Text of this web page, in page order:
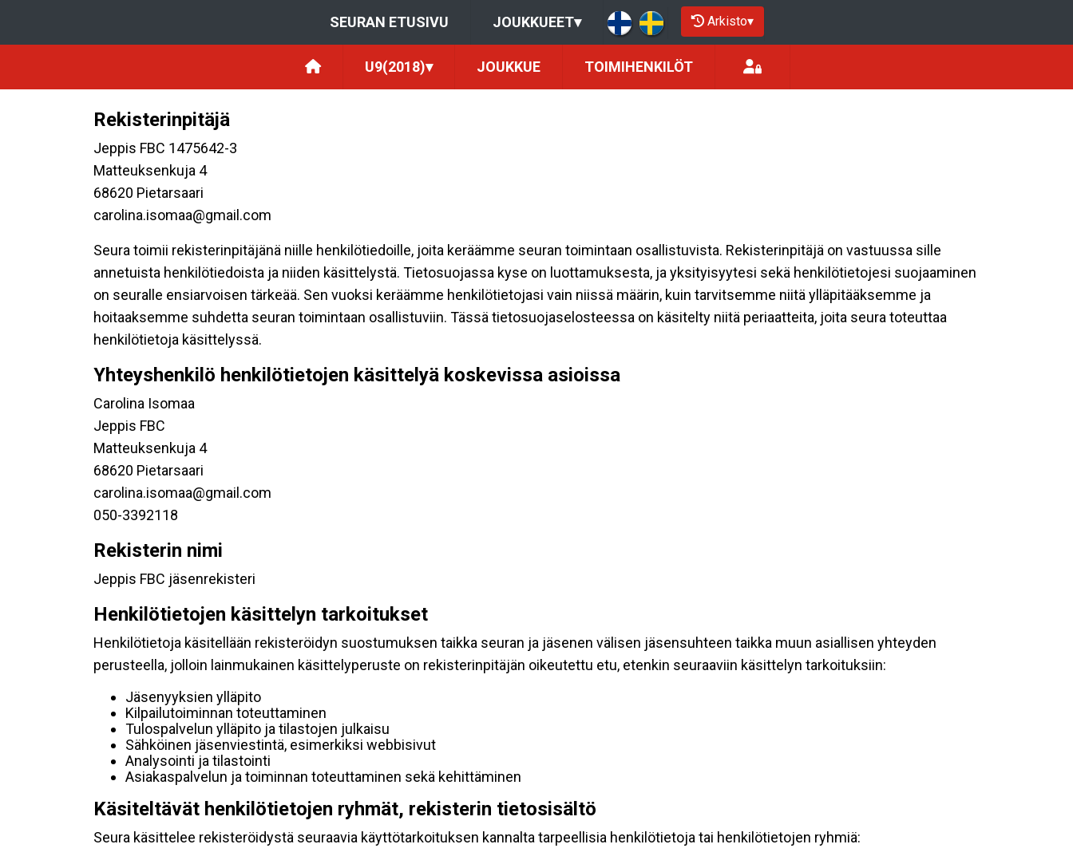
SEURAN ETUSIVU JOUKKUEET▾ Arkisto▾
U9(2018)▾ JOUKKUE TOIMIHENKILÖT
Rekisterinpitäjä
Jeppis FBC 1475642-3
Matteuksenkuja 4
68620 Pietarsaari
carolina.isomaa@gmail.com
Seura toimii rekisterinpitäjänä niille henkilötiedoille, joita keräämme seuran toimintaan osallistuvista. Rekisterinpitäjä on vastuussa sille
annetuista henkilötiedoista ja niiden käsittelystä. Tietosuojassa kyse on luottamuksesta, ja yksityisyytesi sekä henkilötietojesi suojaaminen
on seuralle ensiarvoisen tärkeää. Sen vuoksi keräämme henkilötietojasi vain niissä määrin, kuin tarvitsemme niitä ylläpitääksemme ja
hoitaaksemme suhdetta seuran toimintaan osallistuviin. Tässä tietosuojaselosteessa on käsitelty niitä periaatteita, joita seura toteuttaa
henkilötietoja käsittelyssä.
Yhteyshenkilö henkilötietojen käsittelyä koskevissa asioissa
Carolina Isomaa
Jeppis FBC
Matteuksenkuja 4
68620 Pietarsaari
carolina.isomaa@gmail.com
050-3392118
Rekisterin nimi
Jeppis FBC jäsenrekisteri
Henkilötietojen käsittelyn tarkoitukset
Henkilötietoja käsitellään rekisteröidyn suostumuksen taikka seuran ja jäsenen välisen jäsensuhteen taikka muun asiallisen yhteyden
perusteella, jolloin lainmukainen käsittelyperuste on rekisterinpitäjän oikeutettu etu, etenkin seuraaviin käsittelyn tarkoituksiin:
Jäsenyyksien ylläpito
Kilpailutoiminnan toteuttaminen
Tulospalvelun ylläpito ja tilastojen julkaisu
Sähköinen jäsenviestintä, esimerkiksi webbisivut
Analysointi ja tilastointi
Asiakaspalvelun ja toiminnan toteuttaminen sekä kehittäminen
Käsiteltävät henkilötietojen ryhmät, rekisterin tietosisältö
Seura käsittelee rekisteröidystä seuraavia käyttötarkoituksen kannalta tarpeellisia henkilötietoja tai henkilötietojen ryhmiä: